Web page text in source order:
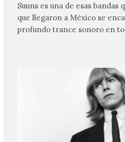
Suuns es una de esas bandas
que llegaron a México se
profundo trance sonoro en